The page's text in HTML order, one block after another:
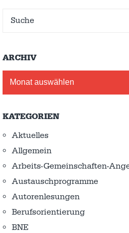
ARCHIV
KATEGORIEN
Aktuelles
Allgemein
Arbeits-Gemeinschaften-
Austausch­programme
Autorenlesungen
Berufsorientierung
BNE